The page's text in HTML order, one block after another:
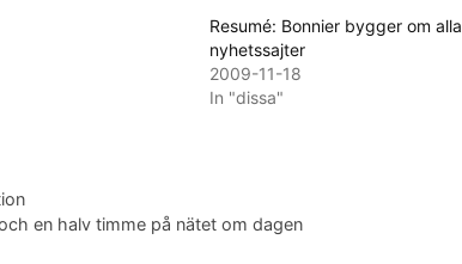
Resumé: Bonnier bygger om alla
nyhetssajter
2009-11-18
In "dissa"
en halv timme på nätet om dagen